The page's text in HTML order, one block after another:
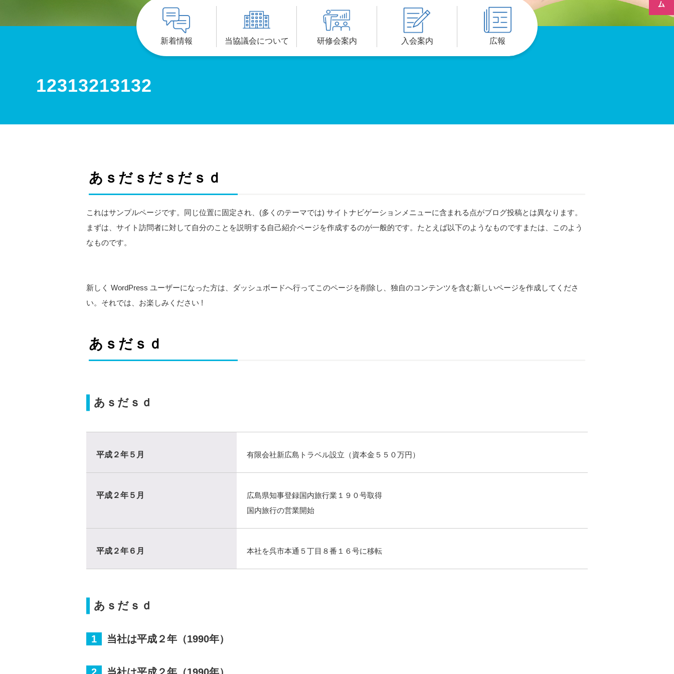
新着情報 当協議会について 研修会案内 入会案内 広報
12313213132
あｓだｓだｓだｓｄ
これはサンプルページです。同じ位置に固定され、(多くのテーマでは) サイトナビゲーションメニューに含まれる点がブログ投稿とは異なります。
まずは、サイト訪問者に対して自分のことを説明する自己紹介ページを作成するのが一般的です。たとえば以下のようなものですまたは、このよう
なものです。
新しく WordPress ユーザーになった方は、 ダッシュボードへ行ってこのページを削除し、独自のコンテンツを含む新しいページを作成してくださ
い。それでは、お楽しみください !
あｓだｓｄ
あｓだｓｄ
平成２年５月 有限会社新広島トラベル設立（資本金５５０万円）
平成２年５月
広島県知事登録国内旅行業１９０号取得
国内旅行の営業開始
平成２年６月 本社を呉市本通５丁目８番１６号に移転
あｓだｓｄ
1 当社は平成２年（1990年）